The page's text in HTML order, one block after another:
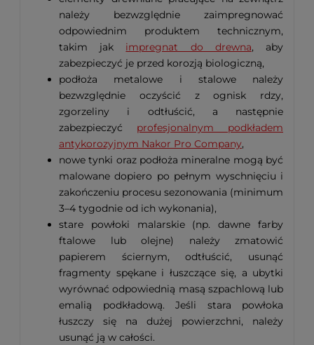
należy bezwzględnie zaimpregnować
odpowiednim produktem technicznym,
takim jak impregnat do drewna, aby
zabezpieczyć je przed korozją biologiczną,
podłoża metalowe i stalowe należy
bezwzględnie oczyścić z ognisk rdzy,
zgorzeliny i odtłuścić, a następnie
zabezpieczyć profesjonalnym podkładem
antykorozyjnym Nakor Pro Company,
nowe tynki oraz podłoża mineralne mogą być
malowane dopiero po pełnym wyschnięciu i
zakończeniu procesu sezonowania (minimum
3–4 tygodnie od ich wykonania),
stare powłoki malarskie (np. dawne farby
ftalowe lub olejne) należy zmatowić
papierem ściernym, odtłuścić, usunąć
fragmenty spękane i łuszczące się, a ubytki
wyrównać odpowiednią masą szpachlową lub
emalią podkładową. Jeśli stara powłoka
łuszczy się na dużej powierzchni, należy
usunąć ją w całości.